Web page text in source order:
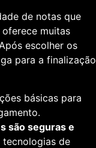
de notas que
oferece muitas
escolher os
para a finalização
básicas para
são seguras e
tecnologias de